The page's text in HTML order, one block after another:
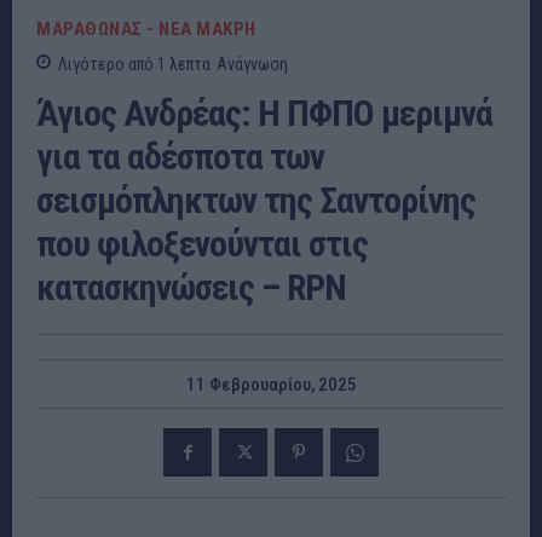
ΜΑΡΑΘΩΝΑΣ - ΝΕΑ ΜΑΚΡΗ
Λιγότερο από 1 λεπτα Ανάγνωση
Άγιος Ανδρέας: Η ΠΦΠΟ μεριμνά
για τα αδέσποτα των
σεισμόπληκτων της Σαντορίνης
που φιλοξενούνται στις
κατασκηνώσεις – RPN
11 Φεβρουαρίου, 2025